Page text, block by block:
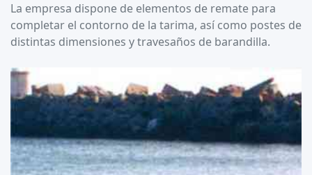
La empresa dispone de elementos de remate para
completar el contorno de la tarima, así como postes de
distintas dimensiones y travesaños de barandilla.